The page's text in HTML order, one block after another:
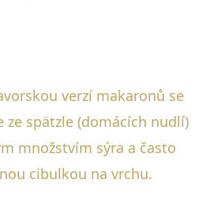
verzí makaronů se
ze spätzle (domácích nudlí)
množstvím sýra a často
cibulkou na vrchu.